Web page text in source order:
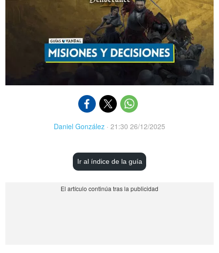
Daniel González · 21:30 26/12/2025
Ir al índice de la guía